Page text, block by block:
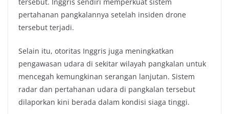
pertahanan pangkalannya setelah insiden drone
tersebut terjadi.
Selain itu, otoritas Inggris juga meningkatkan
pengawasan udara di sekitar wilayah pangkalan untuk
mencegah kemungkinan serangan lanjutan. Sistem
radar dan pertahanan udara di pangkalan tersebut
dilaporkan kini berada dalam kondisi siaga tinggi.